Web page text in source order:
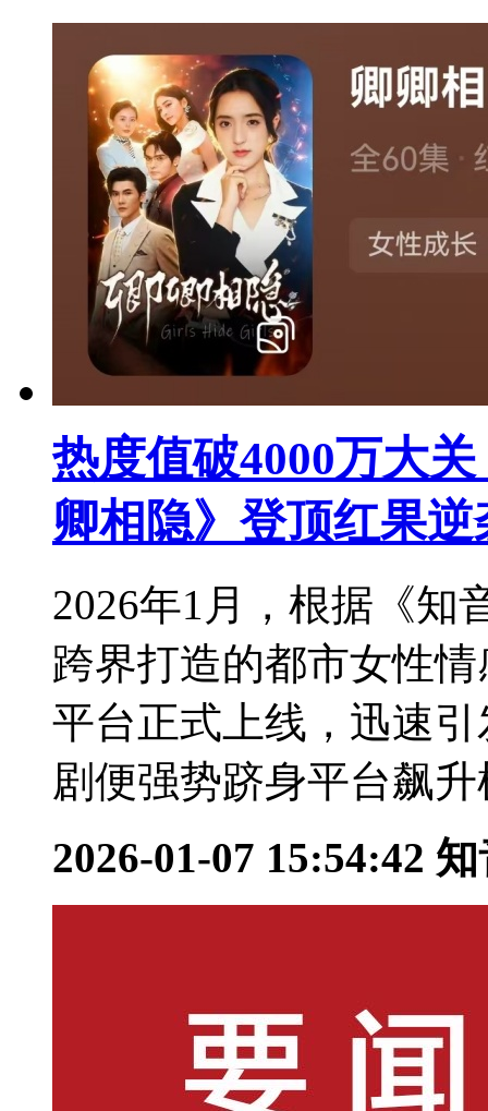
热度值破4000万大
卿相隐》登顶红果逆
2026年1月，根据《知
跨界打造的都市女性
平台正式上线，迅速
剧便强势跻身平台飙
2026-01-07 15:54:42